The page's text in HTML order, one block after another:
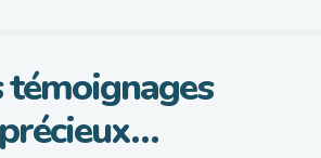
témoignages
précieux…